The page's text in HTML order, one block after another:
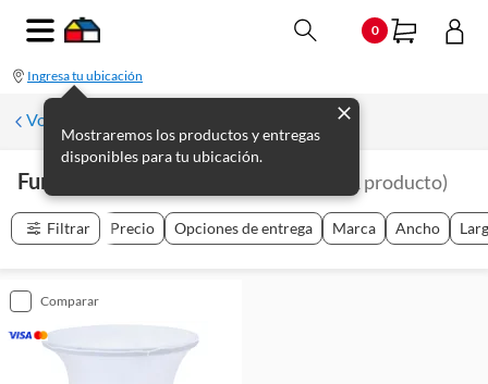
0
Ingresa tu ubicación
Mostraremos los productos y entregas
disponibles para tu ubicación.
Volver a Muebles de jardín
Fundas Para Muebles De Exterior producto)
Filtrar Precio Opciones de entrega Marca Ancho
comparar